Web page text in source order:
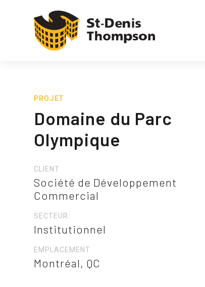
PROJET
Domaine du Parc
Olympique
CLIENT
Société de Développement
Commercial
SECTEUR
Institutionnel
EMPLACEMENT
Montréal, QC